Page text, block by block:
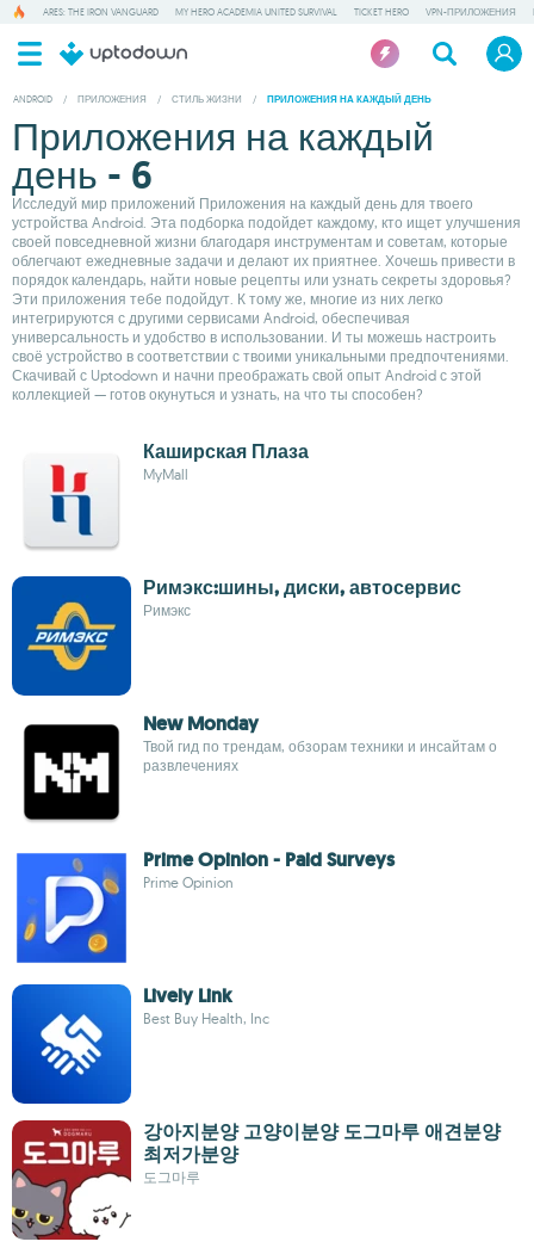
ARES: THE IRON VANGUARD MY HERO ACADEMIA UNITED SURVIVAL TICKET HERO VPN-ПРИЛОЖЕНИЯ
ANDROID / ПРИЛОЖЕНИЯ / СТИЛЬ ЖИЗНИ / ПРИЛОЖЕНИЯ НА КАЖДЫЙ ДЕНЬ
Приложения на каждый
день - 6
Исследуй мир приложений Приложения на каждый день для твоего
устройства Android. Эта подборка подойдет каждому, кто ищет улучшения
своей повседневной жизни благодаря инструментам и советам, которые
облегчают ежедневные задачи и делают их приятнее. Хочешь привести в
порядок календарь, найти новые рецепты или узнать секреты здоровья?
Эти приложения тебе подойдут. К тому же, многие из них легко
интегрируются с другими сервисами Android, обеспечивая
универсальность и удобство в использовании. И ты можешь настроить
своё устройство в соответствии с твоими уникальными предпочтениями.
Скачивай с Uptodown и начни преображать свой опыт Android с этой
коллекцией — готов окунуться и узнать, на что ты способен?
Каширская Плаза
MyMall
Римэкс:шины, диски, автосервис
Римэкс
New Monday
Твой гид по трендам, обзорам техники и инсайтам о
развлечениях
Prime Opinion - Paid Surveys
Prime Opinion
Lively Link
Best Buy Health, Inc
강아지분양 고양이분양 도그마루 애견분양
최저가분양
도그마루